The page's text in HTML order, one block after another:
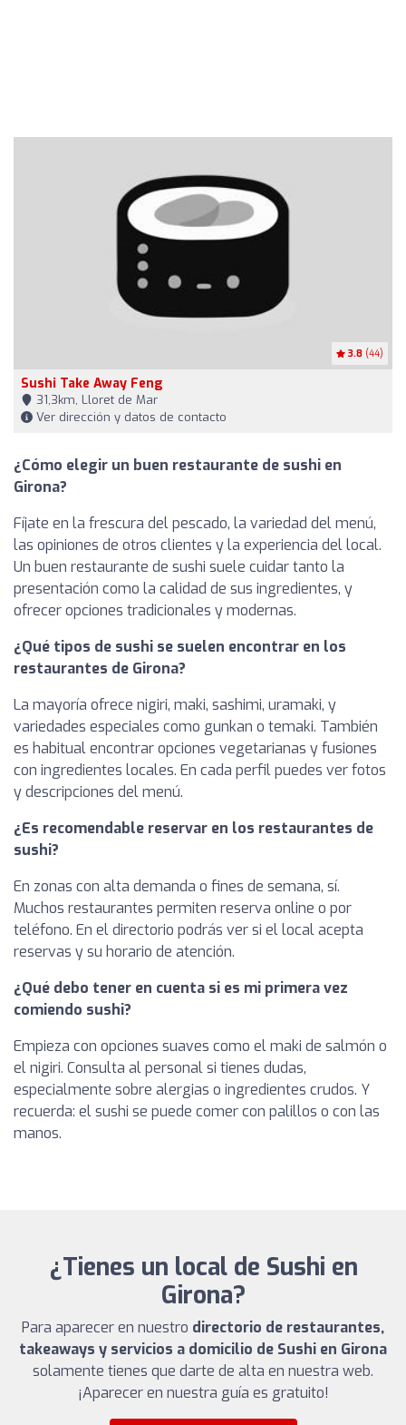
3.8 (44)
Sushi Take Away Feng
31,3km, Lloret de Mar
Ver dirección y datos de contacto
¿Cómo elegir un buen restaurante de sushi en
Girona?
Fíjate en la frescura del pescado, la variedad del menú,
las opiniones de otros clientes y la experiencia del local.
Un buen restaurante de sushi suele cuidar tanto la
presentación como la calidad de sus ingredientes, y
ofrecer opciones tradicionales y modernas.
¿Qué tipos de sushi se suelen encontrar en los
restaurantes de Girona?
La mayoría ofrece nigiri, maki, sashimi, uramaki, y
variedades especiales como gunkan o temaki. También
es habitual encontrar opciones vegetarianas y fusiones
con ingredientes locales. En cada perfil puedes ver fotos
y descripciones del menú.
¿Es recomendable reservar en los restaurantes de
sushi?
En zonas con alta demanda o fines de semana, sí.
Muchos restaurantes permiten reserva online o por
teléfono. En el directorio podrás ver si el local acepta
reservas y su horario de atención.
¿Qué debo tener en cuenta si es mi primera vez
comiendo sushi?
Empieza con opciones suaves como el maki de salmón o
el nigiri. Consulta al personal si tienes dudas,
especialmente sobre alergias o ingredientes crudos. Y
recuerda: el sushi se puede comer con palillos o con las
manos.
¿Tienes un local de Sushi en
Girona?
Para aparecer en nuestro directorio de restaurantes,
takeaways y servicios a domicilio de Sushi en Girona
solamente tienes que darte de alta en nuestra web.
¡Aparecer en nuestra guía es gratuito!